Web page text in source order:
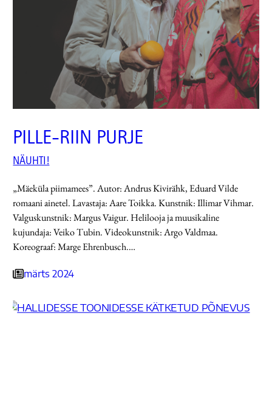
PILLE-RIIN PURJE
NÄUHTI!
„Mäeküla piimamees”. Autor: Andrus Kivirähk, Eduard Vilde
romaani ainetel. Lavastaja: Aare Toikka. Kunstnik: Illimar Vihmar.
Valguskunstnik: Margus Vaigur. Helilooja ja muusikaline
kujundaja: Veiko Tubin. Videokunstnik: Argo Valdmaa.
Koreograaf: Marge Ehrenbusch.…
märts 2024